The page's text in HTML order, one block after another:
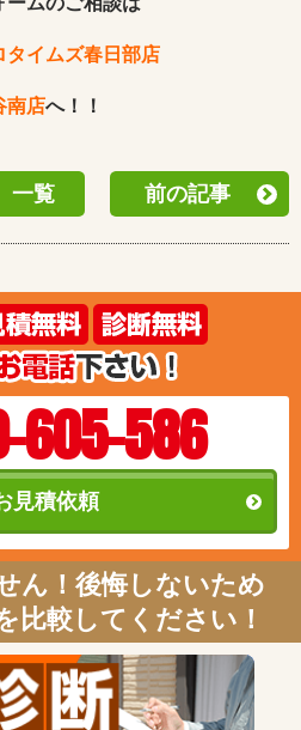
タイムズ春日部店
南店へ！！
一覧 前の記事
605-586
見積依頼
ん！後悔しないため
比較してください！